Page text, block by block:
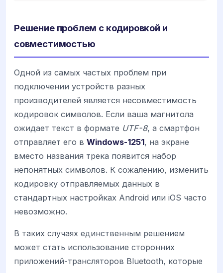
Решение проблем с кодировкой и
совместимостью
Одной из самых частых проблем при
подключении устройств разных
производителей является несовместимость
кодировок символов. Если ваша магнитола
ожидает текст в формате UTF-8, а смартфон
отправляет его в Windows-1251, на экране
вместо названия трека появится набор
непонятных символов. К сожалению, изменить
кодировку отправляемых данных в
стандартных настройках Android или iOS часто
невозможно.
В таких случаях единственным решением
может стать использование сторонних
приложений-трансляторов Bluetooth, которые